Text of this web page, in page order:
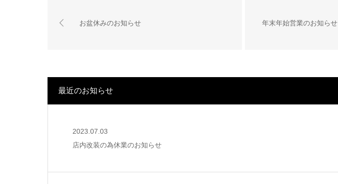
お盆休みのお知らせ 年末年始営業のお知らせ
最近のお知らせ
2023.07.03
店内改装の為休業のお知らせ